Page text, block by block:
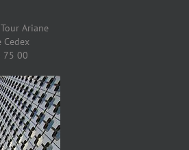
Ariane
Cedex
75 00